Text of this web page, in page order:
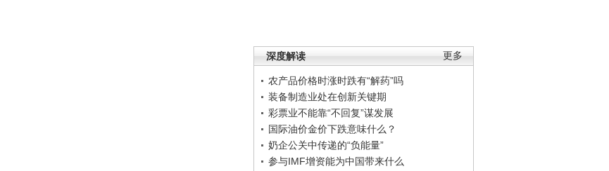
更多
深度解读
农产品价格时涨时跌有“解药”吗
装备制造业处在创新关键期
彩票业不能靠“不回复”谋发展
国际油价金价下跌意味什么？
奶企公关中传递的“负能量”
参与IMF增资能为中国带来什么